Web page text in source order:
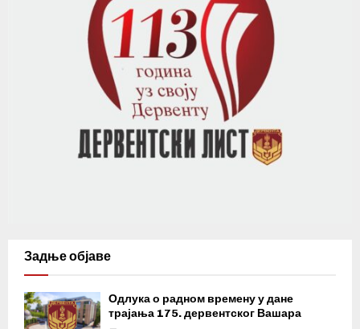
Задње објаве
Одлука о радном времену у дане
трајања 175. дервентског Вашара